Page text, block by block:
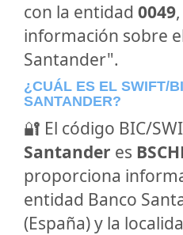
con la entidad 0049
información sobre
Santander".
¿CUÁL ES EL SWIFT/
SANTANDER?
🔐 El código BIC/
Santander es
proporciona
entidad Banco
(España) y la